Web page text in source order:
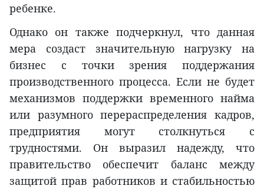
ребенке.
Однако он также подчеркнул, что данная
мера создаст значительную нагрузку на
бизнес с точки зрения поддержания
производственного процесса. Если не будет
механизмов поддержки временного найма
или разумного перераспределения кадров,
предприятия могут столкнуться с
трудностями. Он выразил надежду, что
правительство обеспечит баланс между
защитой прав работников и стабильностью